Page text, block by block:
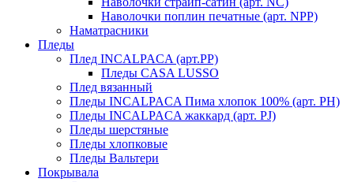
Наволочки поплин печатные (арт. NPP)
Наматрасники
Пледы
Плед INCALPACA (арт.PP)
Пледы CASA LUSSO
Плед вязанный
Пледы INCALPACA Пима хлопок 100% (арт. PH)
Пледы INCALPACA жаккард (арт. PJ)
Пледы шерстяные
Пледы хлопковые
Пледы Вальтери
Покрывала